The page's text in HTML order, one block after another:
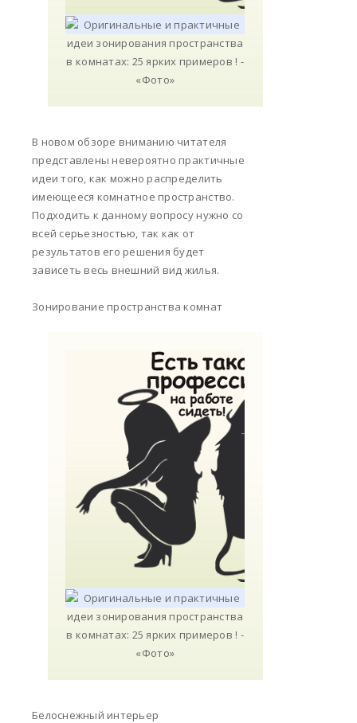
В новом обзоре вниманию читателя
представлены невероятно практичные
идеи того, как можно распределить
имеющееся комнатное пространство.
Подходить к данному вопросу нужно со
всей серьезностью, так как от
результатов его решения будет
зависеть весь внешний вид жилья.
Зонирование пространства комнат
Белоснежный интерьер